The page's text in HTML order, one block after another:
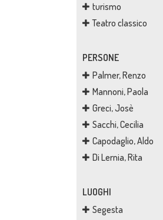
turismo
Teatro classico
PERSONE
Palmer, Renzo
Mannoni, Paola
Greci, Josè
Sacchi, Cecilia
Capodaglio, Aldo
Di Lernia, Rita
LUOGHI
Segesta